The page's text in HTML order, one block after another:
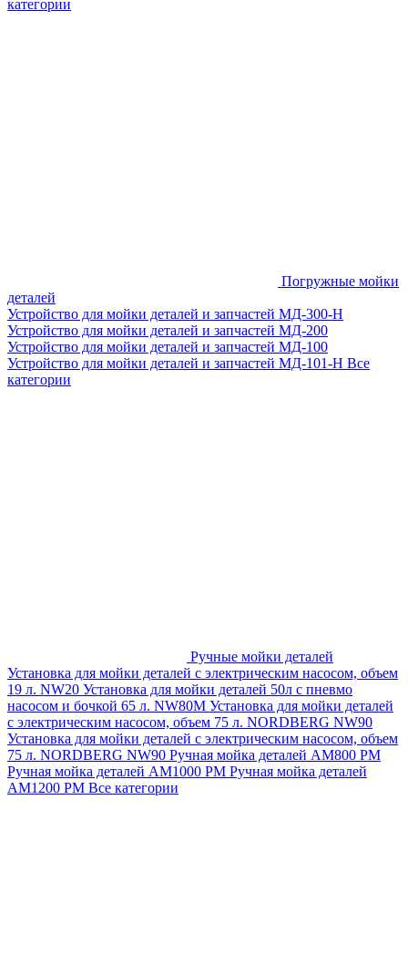
категории
Погружные мойки
деталей
Устройство для мойки деталей и запчастей МД-300-H
Устройство для мойки деталей и запчастей МД-200
Устройство для мойки деталей и запчастей МД-100
Устройство для мойки деталей и запчастей МД-101-Н Все
категории
Ручные мойки деталей
Установка для мойки деталей с электрическим насосом, объем
19 л. NW20 Установка для мойки деталей 50л с пневмо
насосом и бочкой 65 л. NW80M Установка для мойки деталей
с электрическим насосом, объем 75 л. NORDBERG NW90
Установка для мойки деталей с электрическим насосом, объем
75 л. NORDBERG NW90 Ручная мойка деталей АМ800 РМ
Ручная мойка деталей АМ1000 РМ Ручная мойка деталей
АМ1200 РМ Все категории